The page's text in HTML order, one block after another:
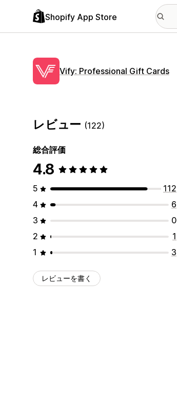
Shopify App Store
Vify: Professional Gift Cards
レビュー (122)
総合評価
4.8
5
112
4
6
3
0
2
1
1
3
レビューを書く